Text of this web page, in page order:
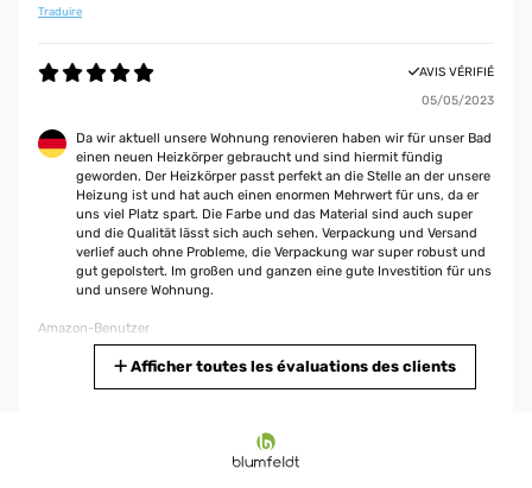
Traduire
AVIS VÉRIFIÉ
05/05/2023
Da wir aktuell unsere Wohnung renovieren haben wir für unser Bad
einen neuen Heizkörper gebraucht und sind hiermit fündig
geworden. Der Heizkörper passt perfekt an die Stelle an der unsere
Heizung ist und hat auch einen enormen Mehrwert für uns, da er
uns viel Platz spart. Die Farbe und das Material sind auch super
und die Qualität lässt sich auch sehen. Verpackung und Versand
verlief auch ohne Probleme, die Verpackung war super robust und
gut gepolstert. Im großen und ganzen eine gute Investition für uns
und unsere Wohnung.
Amazon-Benutzer
Afficher toutes les évaluations des clients